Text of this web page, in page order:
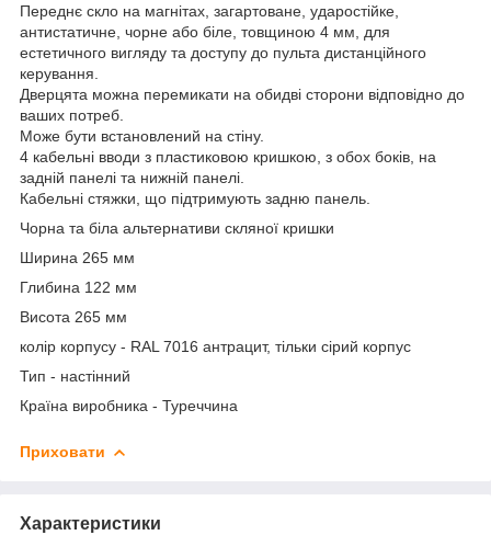
Переднє скло на магнітах, загартоване, ударостійке,
антистатичне, чорне або біле, товщиною 4 мм, для
естетичного вигляду та доступу до пульта дистанційного
керування.
Дверцята можна перемикати на обидві сторони відповідно до
ваших потреб.
Може бути встановлений на стіну.
4 кабельні вводи з пластиковою кришкою, з обох боків, на
задній панелі та нижній панелі.
Кабельні стяжки, що підтримують задню панель.
Чорна та біла альтернативи скляної кришки
Ширина 265 мм
Глибина 122 мм
Висота 265 мм
колір корпусу - RAL 7016 антрацит, тільки сірий корпус
Тип - настінний
Країна виробника - Туреччина
Приховати
Характеристики